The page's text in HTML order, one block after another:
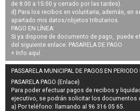
de 8:00 a 15:00 y cerrado por las tardes).
d) Para los recibos en voluntaria, además, en
apartado mis datos/objetos tributarios.
PAGO EN LÍNEA:
Si ya dispone de documento de pago, puede
del siguiente enlace: PASARELA DE PAGO
+ Info aquí.
PASSARELA MUNICIPAL DE PAGOS EN
PASARELA PAGO (Enlace)
Para poder efectuar pagos derecibos y
ejecutivo, se podrán solicitar los documentos
a) Por teléfono: llamando al 96 316 05 65.